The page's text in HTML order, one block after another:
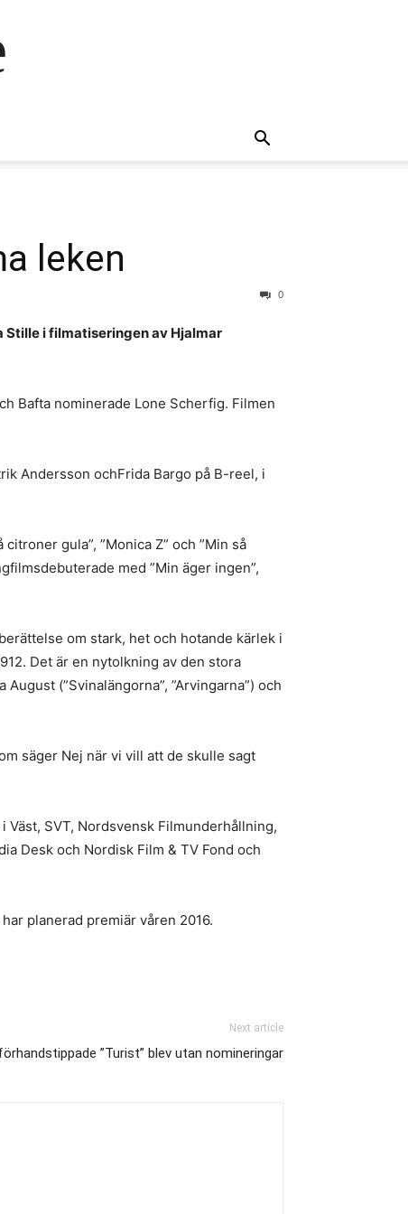
leken
0
Stille i filmatiseringen av Hjalmar
Bafta nominerade Lone Scherfig. Filmen
Andersson ochFrida Bargo på B-reel, i
gula”, ”Monica Z” och ”Min så
med ”Min äger ingen”,
om stark, het och hotande kärlek i
Det är en nytolkning av den stora
(”Svinalängorna”, ”Arvingarna”) och
säger Nej när vi vill att de skulle sagt
Väst, SVT, Nordsvensk Filmunderhållning,
Desk och Nordisk Film & TV Fond och
planerad premiär våren 2016.
Next article
”Turist” blev utan nomineringar